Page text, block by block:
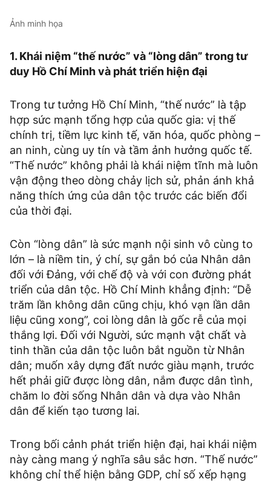
Ảnh minh họa
1. Khái niệm “thế nước” và “lòng dân” trong tư
duy Hồ Chí Minh và phát triển hiện đại
Trong tư tưởng Hồ Chí Minh, “thế nước” là tập
hợp sức mạnh tổng hợp của quốc gia: vị thế
chính trị, tiềm lực kinh tế, văn hóa, quốc phòng –
an ninh, cùng uy tín và tầm ảnh hưởng quốc tế.
“Thế nước” không phải là khái niệm tĩnh mà luôn
vận động theo dòng chảy lịch sử, phản ánh khả
năng thích ứng của dân tộc trước các biến đổi
của thời đại.
Còn “lòng dân” là sức mạnh nội sinh vô cùng to
lớn – là niềm tin, ý chí, sự gắn bó của Nhân dân
đối với Đảng, với chế độ và với con đường phát
triển của dân tộc. Hồ Chí Minh khẳng định: “Dễ
trăm lần không dân cũng chịu, khó vạn lần dân
liệu cũng xong”, coi lòng dân là gốc rễ của mọi
thắng lợi. Đối với Người, sức mạnh vật chất và
tinh thần của dân tộc luôn bắt nguồn từ Nhân
dân; muốn xây dựng đất nước giàu mạnh, trước
hết phải giữ được lòng dân, nắm được dân tình,
chăm lo đời sống Nhân dân và dựa vào Nhân
dân để kiến tạo tương lai.
Trong bối cảnh phát triển hiện đại, hai khái niệm
này càng mang ý nghĩa sâu sắc hơn. “Thế nước”
không chỉ thể hiện bằng GDP, chỉ số xếp hạng